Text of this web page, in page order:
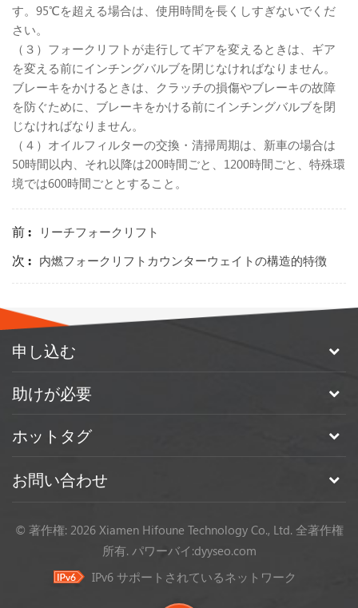
す。95℃を超える場合は、使用時間を長くしすぎないでくだ
さい。
（３）フォークリフトが走行してギアを変えるときは、ギア
を変える前にインチングバルブを閉じなければなりません。
ブレーキをかけるときは、クラッチの損傷やブレーキの故障
を防ぐために、ブレーキをかける前にインチングバルブを閉
じなければなりません。
（４）オイルフィルターの交換・清掃周期は、新車の場合は
50時間以内、それ以降は200時間ごと、1200時間ごと、特殊環
境では600時間ごととすること。
前 : リーチフォークリフト
次 : 内燃フォークリフトカウンターウェイトの構造的特徴
申し込む
助けが必要
ホットタグ
お問い合わせ
© 著作権: 2026 Xiamen Hifoune Technology Co., Ltd. 全著作権
所有. パワーバイ:dyyseo.com
IPv6 サポートされているネットワーク